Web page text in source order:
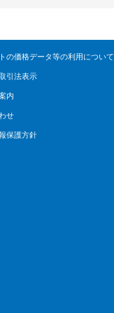
の価格データ等の利用について
引法表示
内
せ
保護方針